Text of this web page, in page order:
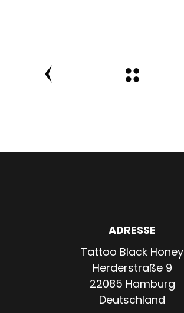
ADRESSE
Tattoo Black Honey
Herderstraße 9
22085 Hamburg
Deutschland